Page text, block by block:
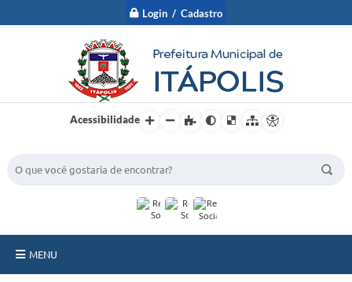
Login / Cadastro
Acessibilidade
MENU